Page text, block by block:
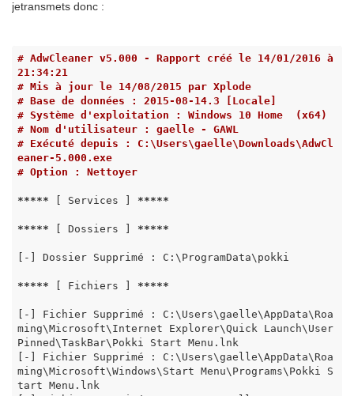
jetransmets donc :
# AdwCleaner v5.000 - Rapport créé le 14/01/2016 à
21:34:21
# Mis à jour le 14/08/2015 par Xplode
# Base de données : 2015-08-14.3 [Locale]
# Système d'exploitation : Windows 10 Home  (x64)
# Nom d'utilisateur : gaelle - GAWL
# Exécuté depuis : C:\Users\gaelle\Downloads\AdwCl
eaner-5.000.exe
# Option : Nettoyer
***** [ Services ] *****
***** [ Dossiers ] *****
[-] Dossier Supprimé : C:\ProgramData\pokki
***** [ Fichiers ] *****
[-] Fichier Supprimé : C:\Users\gaelle\AppData\Roa
ming\Microsoft\Internet Explorer\Quick Launch\User
Pinned\TaskBar\Pokki Start Menu.lnk
[-] Fichier Supprimé : C:\Users\gaelle\AppData\Roa
ming\Microsoft\Windows\Start Menu\Programs\Pokki S
tart Menu.lnk